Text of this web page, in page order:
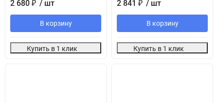
2 680 ₽ / шт
В корзину
Купить в 1 клик
2 841 ₽ / шт
В корзину
Купить в 1 клик